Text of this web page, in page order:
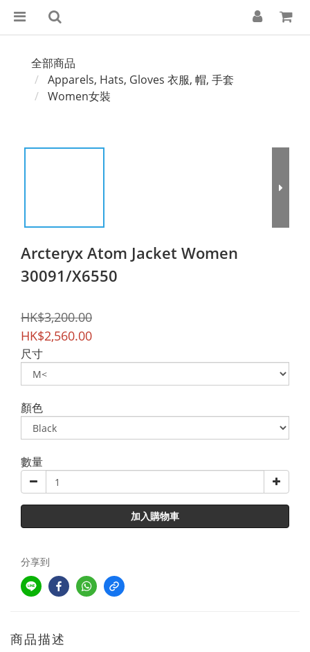
全部商品
Apparels, Hats, Gloves 衣服, 帽, 手套
Women女裝
Arcteryx Atom Jacket Women
30091/X6550
HK$3,200.00
HK$2,560.00
尺寸
顏色
數量
加入購物車
分享到
商品描述